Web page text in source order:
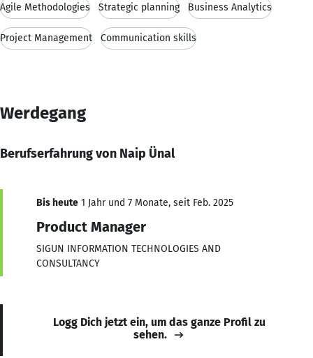
Agile Methodologies Strategic planning Business Analytics
Project Management Communication skills
Werdegang
Berufserfahrung von Naip Ünal
Bis heute 1 Jahr und 7 Monate, seit Feb. 2025
Product Manager
SIGUN INFORMATION TECHNOLOGIES AND
CONSULTANCY
Logg Dich jetzt ein, um das ganze Profil zu
sehen.